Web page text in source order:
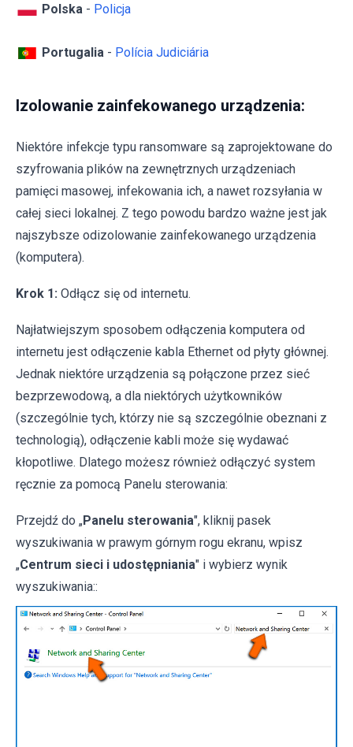
Polska - Policja
Portugalia - Polícia Judiciária
Izolowanie zainfekowanego urządzenia:
Niektóre infekcje typu ransomware są zaprojektowane do
szyfrowania plików na zewnętrznych urządzeniach
pamięci masowej, infekowania ich, a nawet rozsyłania w
całej sieci lokalnej. Z tego powodu bardzo ważne jest jak
najszybsze odizolowanie zainfekowanego urządzenia
(komputera).
Krok 1: Odłącz się od internetu.
Najłatwiejszym sposobem odłączenia komputera od
internetu jest odłączenie kabla Ethernet od płyty głównej.
Jednak niektóre urządzenia są połączone przez sieć
bezprzewodową, a dla niektórych użytkowników
(szczególnie tych, którzy nie są szczególnie obeznani z
technologią), odłączenie kabli może się wydawać
kłopotliwe. Dlatego możesz również odłączyć system
ręcznie za pomocą Panelu sterowania:
Przejdź do „Panelu sterowania", kliknij pasek
wyszukiwania w prawym górnym rogu ekranu, wpisz
„Centrum sieci i udostępniania" i wybierz wynik
wyszukiwania::